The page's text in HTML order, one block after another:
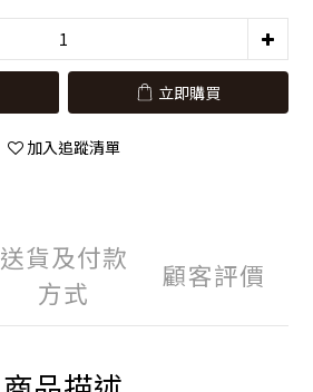
立即購買
加入追蹤清單
送貨及付款
方式
顧客評價